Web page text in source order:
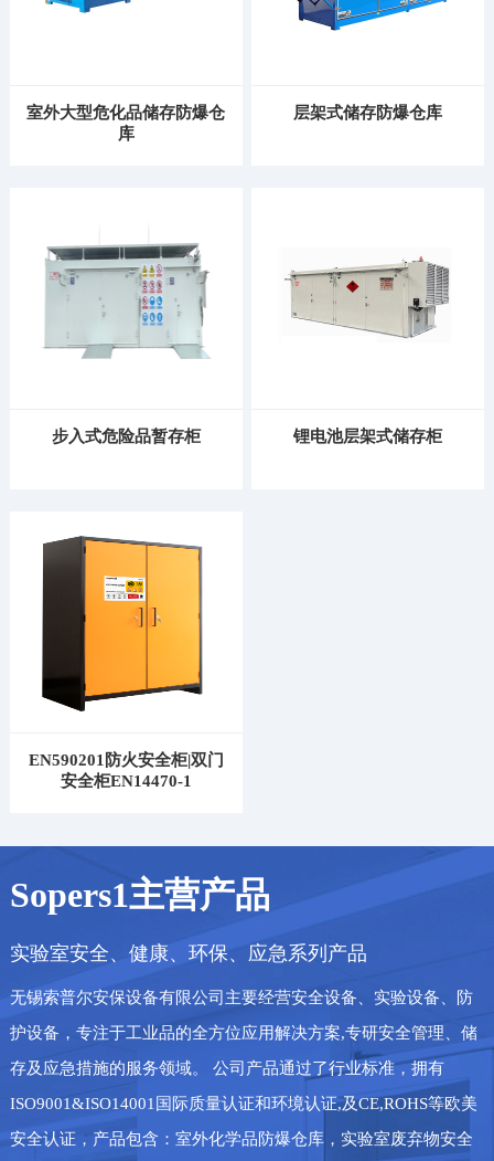
室外大型危化品储存防爆仓
库
层架式储存防爆仓库
步入式危险品暂存柜 锂电池层架式储存柜
EN590201防火安全柜|双门
安全柜EN14470-1
Sopers1主营产品
实验室安全、健康、环保、应急系列产品
无锡索普尔安保设备有限公司主要经营安全设备、实验设备、防
护设备，专注于工业品的全方位应用解决方案,专研安全管理、储
存及应急措施的服务领域。 公司产品通过了行业标准，拥有
ISO9001&ISO14001国际质量认证和环境认证,及CE,ROHS等欧美
安全认证，产品包含：室外化学品防爆仓库，实验室废弃物安全